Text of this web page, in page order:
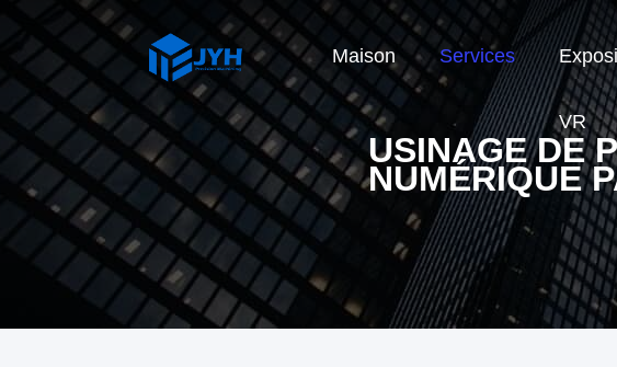
Maison Services
VR
USINAGE DE
NUMÉRIQUE